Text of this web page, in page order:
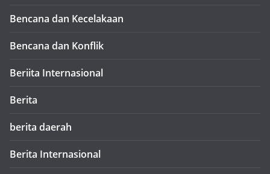
Bencana dan Kecelakaan
Bencana dan Konflik
Beriita Internasional
Berita
berita daerah
Berita Internasional